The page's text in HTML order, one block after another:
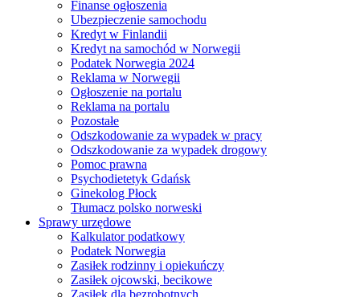
Finanse ogłoszenia
Ubezpieczenie samochodu
Kredyt w Finlandii
Kredyt na samochód w Norwegii
Podatek Norwegia 2024
Reklama w Norwegii
Ogłoszenie na portalu
Reklama na portalu
Pozostałe
Odszkodowanie za wypadek w pracy
Odszkodowanie za wypadek drogowy
Pomoc prawna
Psychodietetyk Gdańsk
Ginekolog Płock
Tłumacz polsko norweski
Sprawy urzędowe
Kalkulator podatkowy
Podatek Norwegia
Zasiłek rodzinny i opiekuńczy
Zasiłek ojcowski, becikowe
Zasiłek dla bezrobotnych